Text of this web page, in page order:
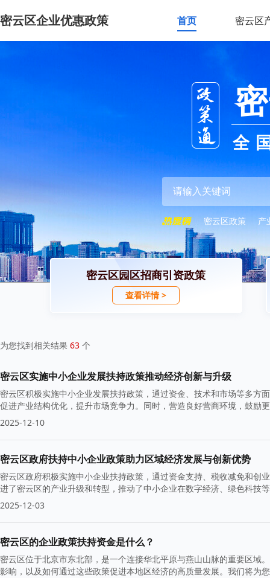
密云区企业优惠政策 首页 密云区
全
密云区政策 产
密云区园区招商引资政策
查看详情 >
为您找到相关结果 63 个
密云区实施中小企业发展扶持政策推动经济创新与升级
密云区积极实施中小企业发展扶持政策，通过资金、技术和市场等多方
促进产业结构优化，提升市场竞争力。同时，营造良好营商环境，鼓励
2025-12-10
密云区政府扶持中小企业政策助力区域经济发展与创新优势
密云区政府积极实施中小企业扶持政策，通过资金支持、税收减免和创
进了密云区的产业升级和转型，推动了中小企业在数字经济、绿色科技
2025-12-03
密云区的企业政策扶持资金是什么？
密云区位于北京市东北部，是一个连接华北平原与燕山山脉的重要区域
影响，以及如何通过这些政策促进本地区经济的高质量发展。我们将为